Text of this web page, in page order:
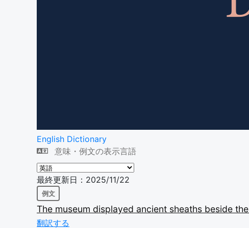
English Dictionary
意味・例文の表示言語
最終更新日：2025/11/22
例文
The museum displayed ancient sheaths beside the
翻訳する